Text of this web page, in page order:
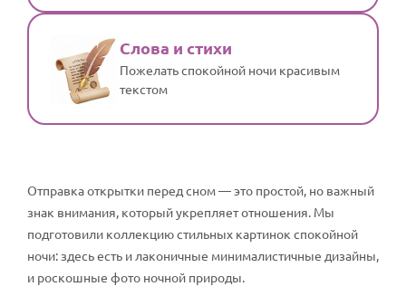
Слова и стихи
Пожелать спокойной ночи красивым
текстом
Отправка открытки перед сном — это простой, но важный
знак внимания, который укрепляет отношения. Мы
подготовили коллекцию стильных картинок спокойной
ночи: здесь есть и лаконичные минималистичные дизайны,
и роскошные фото ночной природы.